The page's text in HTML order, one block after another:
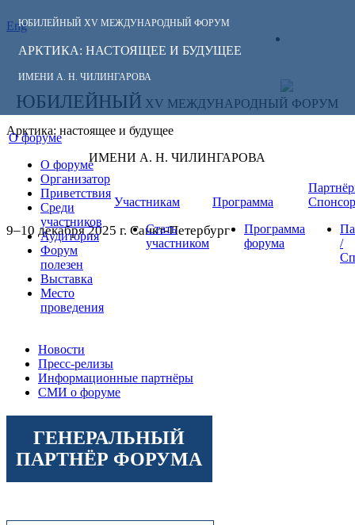
ЮБИЛЕЙНЫЙ XV МЕЖДУНАРОДНЫЙ ФОРУМ
АРКТИКА: НАСТОЯЩЕЕ И БУДУЩЕЕ
ИМЕНИ А. Н. ЧИЛИНГАРОВА
Eng
СЛЕДИТЕ ЗА
НОВОСТЯМИ
ФОРУМА:
ЮБИЛЕЙНЫЙ XV МЕЖДУНАРОДНЫЙ ФОРУМ
Арктика: настоящее и будущее
ИМЕНИ А. Н. ЧИЛИНГАРОВА
9–10 декабря 2025 г. Санкт-Петербург
О форуме
О форуме
Организатор
Приветствия
Среди
участников
Аудитория
Форум
полезен
Выставка
Место
проведения
Участникам
Стать
участником
Программа
Программа
форума
/
Новости
Пресс-релизы
Информационные партнёры
СМИ о форуме
ГЕНЕРАЛЬНЫЙ
ПАРТНЁР ФОРУМА